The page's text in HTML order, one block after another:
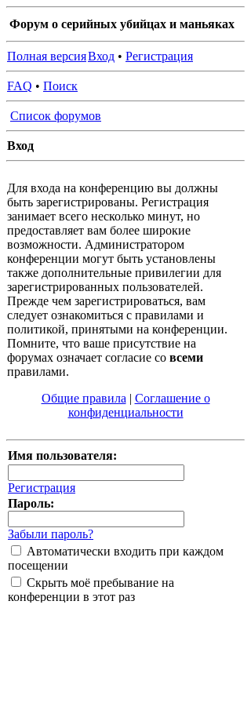
Форум о серийных убийцах и маньяках
Полная версияВход • Регистрация
FAQ • Поиск
Список форумов
Вход
Для входа на конференцию вы должны
быть зарегистрированы. Регистрация
занимает всего несколько минут, но
предоставляет вам более широкие
возможности. Администратором
конференции могут быть установлены
также дополнительные привилегии для
зарегистрированных пользователей.
Прежде чем зарегистрироваться, вам
следует ознакомиться с правилами и
политикой, принятыми на конференции.
Помните, что ваше присутствие на
форумах означает согласие со всеми
правилами.
Общие правила | Соглашение о
конфиденциальности
Имя пользователя:
Регистрация
Пароль:
Забыли пароль?
Автоматически входить при каждом
посещении
Скрыть моё пребывание на
конференции в этот раз